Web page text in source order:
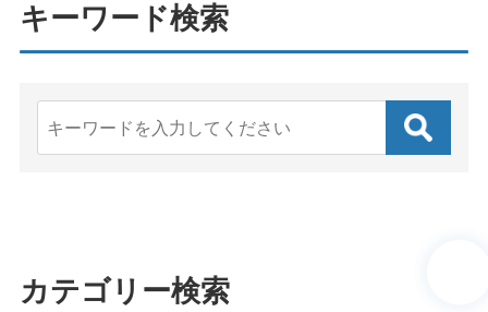
キーワード検索
カテゴリー検索